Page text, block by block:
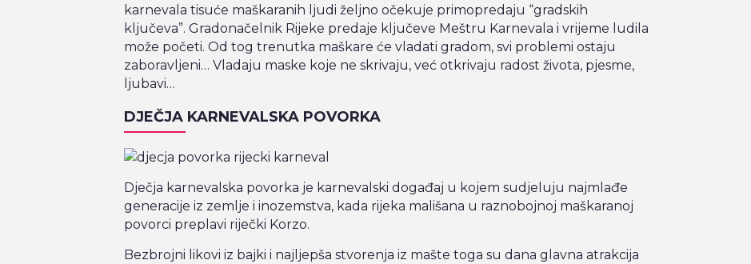
karnevala tisuće maškaranih ljudi željno očekuje primopredaju “gradskih
ključeva”. Gradonačelnik Rijeke predaje ključeve Meštru Karnevala i vrijeme ludila
može početi. Od tog trenutka maškare će vladati gradom, svi problemi ostaju
zaboravljeni… Vladaju maske koje ne skrivaju, već otkrivaju radost života, pjesme,
ljubavi…
DJEČJA KARNEVALSKA POVORKA
Dječja karnevalska povorka je karnevalski događaj u kojem sudjeluju najmlađe
generacije iz zemlje i inozemstva, kada rijeka mališana u raznobojnoj maškaranoj
povorci preplavi riječki Korzo.
Bezbrojni likovi iz bajki i najljepša stvorenja iz mašte toga su dana glavna atrakcija